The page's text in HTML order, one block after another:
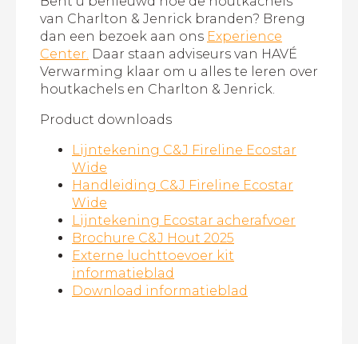
van Charlton & Jenrick branden? Breng
dan een bezoek aan ons Experience
Center. Daar staan adviseurs van HAVÉ
Verwarming klaar om u alles te leren over
houtkachels en Charlton & Jenrick.
Product downloads
Lijntekening C&J Fireline Ecostar
Wide
Handleiding C&J Fireline Ecostar
Wide
Lijntekening Ecostar acherafvoer
Brochure C&J Hout 2025
Externe luchttoevoer kit
informatieblad
Download informatieblad